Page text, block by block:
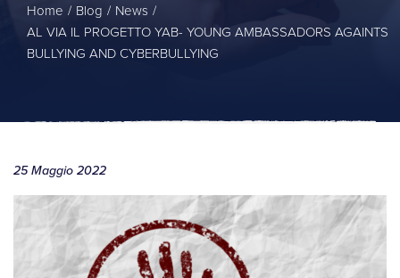
Home / Blog / News /
AL VIA IL PROGETTO YAB- YOUNG AMBASSADORS AGAINTS
BULLYING AND CYBERBULLYING
25 Maggio 2022